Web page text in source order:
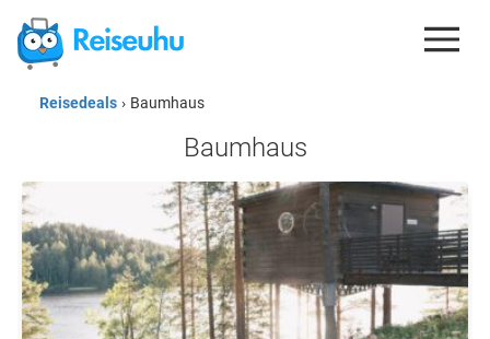
REISEDEALS
GUTSCHEINE
KREDITKARTEN
ESIM
REISEBLOG
Reisedeals › Baumhaus
Baumhaus